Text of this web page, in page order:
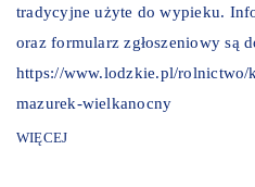
tradycyjne użyte do wypieku.
oraz formularz zgłoszeniowy są
https://www.lodzkie.pl/rolnictwo/
mazurek-wielkanocny
WIĘCEJ